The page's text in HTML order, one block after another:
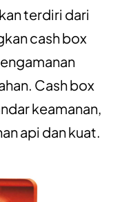
terdiri dari
cash box
Cash box
keamanan,
api dan kuat.